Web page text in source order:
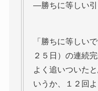
―勝ちに等しい引
「勝ちに等しい
２５日）の連続
よく追いついた
いうか、１２回